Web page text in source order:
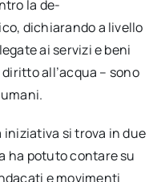
la de-
dichiarando a livello
ai servizi e beni
all’acqua – sono
iniziativa si trova in due
ha potuto contare su
e movimenti